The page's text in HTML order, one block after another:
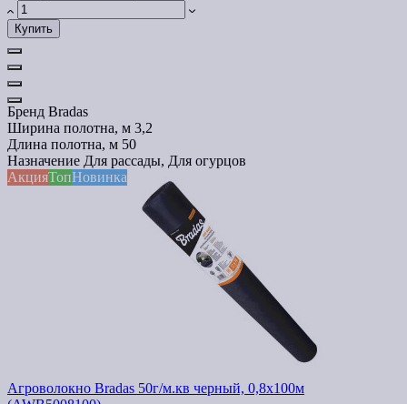
Купить
Бренд Bradas
Ширина полотна, м 3,2
Длина полотна, м 50
Назначение Для рассады, Для огурцов
АкцияТопНовинка
Агроволокно Bradas 50г/м.кв черный, 0,8х100м